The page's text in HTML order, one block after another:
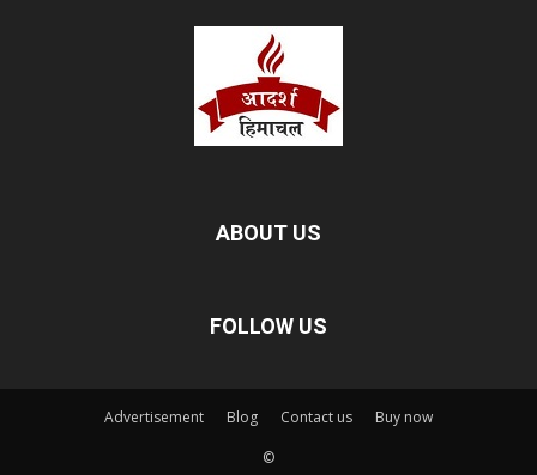
ABOUT US
FOLLOW US
Advertisement Blog Contact us
Buy now
©